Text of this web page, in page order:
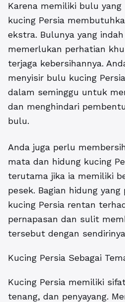
Karena memiliki bulu
kucing Persia
ekstra. Bulunya yang
memerlukan perhatian
terjaga kebersihannya.
menyisir bulu kucing
dalam seminggu untuk
dan menghindari
bulu.
Anda juga perlu
mata dan hidung kucing
terutama jika ia memiliki
pesek. Bagian hidung
kucing Persia rentan
pernapasan dan sulit
tersebut dengan
Kucing Persia Sebagai
Kucing Persia memiliki
tenang, dan penyayang.